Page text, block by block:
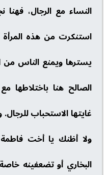
النساء مع الرجال،
استنكرت من هذه المرأة
يسترها ويمنع الناس من
الصالح هنا باختلاطها
غايتها الاستحباب
ولا أظنك يا أخت
البخاري أو تضعفينه